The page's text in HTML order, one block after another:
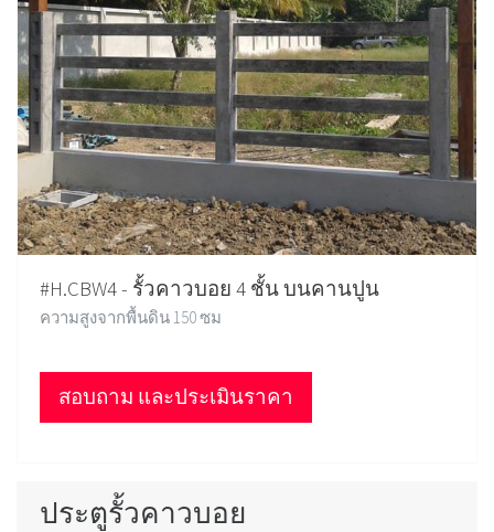
#H.CBW4 - รั้วคาวบอย 4 ชั้น บนคานปูน
ความสูงจากพื้นดิน 150 ซม
สอบถาม และประเมินราคา
ประตูรั้วคาวบอย